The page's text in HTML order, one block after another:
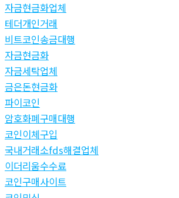
자금현금화업체
테더개인거래
비트코인송금대행
자금현금화
자금세탁업체
금은돈현금화
파이코인
암호화폐구매대행
코인이체구입
국내거래소fds해결업체
이더리움수수료
코인구매사이트